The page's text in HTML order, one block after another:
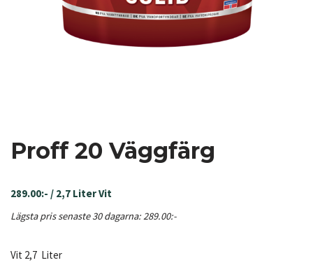
Proff 20 Väggfärg
289.00:- / 2,7 Liter Vit
Lägsta pris senaste 30 dagarna:289.00:-
Vit 2,7 Liter